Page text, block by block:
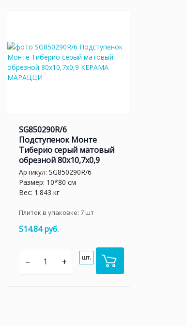
SG850290R/6
Подступенок Монте
Тиберио серый матовый
обрезной 80x10,7x0,9
Артикул: SG850290R/6
Размер: 10*80 см
Вес: 1.843 кг
Плиток в упаковке: 7шт
514.84 руб.
– + шт.